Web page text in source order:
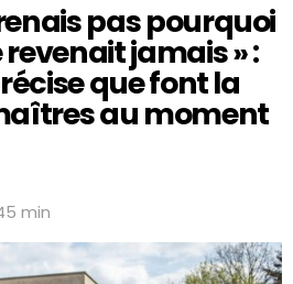
pas pourquoi
jamais » :
que font la
au moment
min